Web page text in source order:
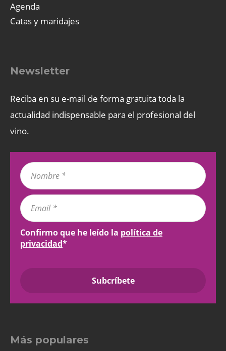
Agenda
Catas y maridajes
Newsletter
Reciba en su e-mail de forma gratuita toda la
actualidad indispensable para el profesional del
vino.
Confirmo que he leído la política de
privacidad*
Más populares